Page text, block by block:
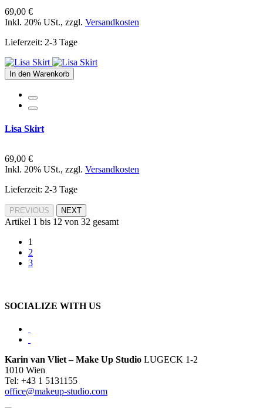
69,00 €
Inkl. 20% USt., zzgl. Versandkosten
Lieferzeit: 2-3 Tage
In den Warenkorb
Lisa Skirt
69,00 €
Inkl. 20% USt., zzgl. Versandkosten
Lieferzeit: 2-3 Tage
PREVIOUS NEXT
Artikel 1 bis 12 von 32 gesamt
1
2
3
SOCIALIZE WITH US
Karin van Vliet – Make Up Studio LUGECK 1-2
1010 Wien
Tel: +43 1 5131155
office@makeup-studio.com